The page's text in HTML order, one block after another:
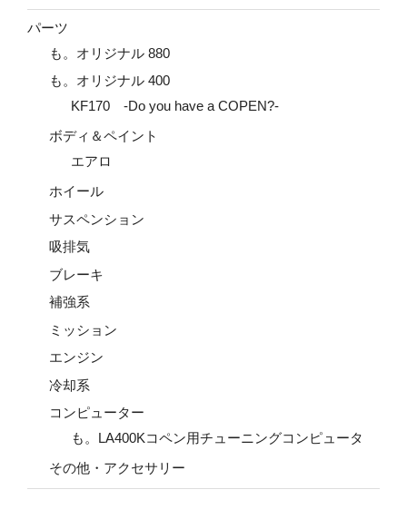
パーツ
も。オリジナル 880
も。オリジナル 400
KF170 -Do you have a COPEN?-
ボディ＆ペイント
エアロ
ホイール
サスペンション
吸排気
ブレーキ
補強系
ミッション
エンジン
冷却系
コンピューター
も。LA400Kコペン用チューニングコンピュータ
その他・アクセサリー